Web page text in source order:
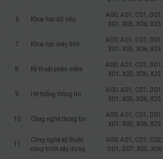
6 Khoa học dữ liệu
A00; A01; C01; D01;
X01; X05; X06; X25
7 Khoa học máy tính
A00; A01; C01; D01;
X01; X05; X06; X25
8 Kỹ thuật phần mềm
A00; A01; C01; D01;
X01; X05; X06; X25
9 Hệ thống thông tin
A00; A01; C01; D01;
X01; X05; X06; X25
10 Công nghệ thông tin
A00; A01; C01; D01;
X01; X05; X06; X25
11
Công nghệ kỹ thuật
công trình xây dựng
A00; A01; C01; C02;
D01; D07; X05; X06